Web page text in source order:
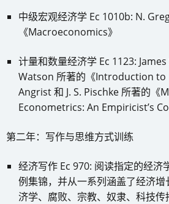
中级宏观经济学 Ec 1010b: N.
《Macroeconomics》
计量和数量经济学 Ec 1123:
Watson 所著的《Introduction to
Angrist 和 J. S. Pischke 所著的《
Econometrics: An Empiricist’s
第二年：写作与思维方式训练
经济写作 Ec 970: 阅读指定的经济
例集锦，并从一系列涵盖了经济
济学、腐败、宗教、奴隶、科技